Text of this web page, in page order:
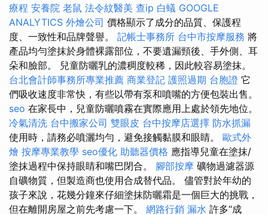
療程 安養院 老鼠 法令紋醫美 查ip 白蟻 GOOGLE
ANALYTICS 外燴公司 價格顯示了成分的品質、保護程
度、一致性和品牌聲譽。 記帳士事務所 台中市按摩服務 將
產品均勻塗抹於身體裸露部位，不要遺漏頸後、手外側、耳
朵和臉部。 兒童防曬乳的濃稠度較稀，因此較容易塗抹。
台北會計師事務所專業推薦 商業登記 護照過期 台胞證 它
們吸收速度非常快，有些以帶有泵和噴嘴的方便包裝出售。
seo 在家長中，兒童防曬噴霧在實際應用上處於領先地位。
冷氣清洗 台中搬家公司 雙眼皮 台中按摩店選擇 防水抓漏
使用時，請務必噴灑均勻，避免接觸黏膜和眼睛。 歐式外
燴 按摩專業教學 seo優化 助聽器價格 應指導兒童在塗抹/
塗抹過程中保持眼睛和嘴巴閉合。 腳部按摩 礦物過濾器源
自礦物質，但製造商也使用合成替代品。 儘管對於年幼的
孩子來說，花幾分鐘來仔細塗抹防曬霜是一個巨大的挑戰，
但在離開房屋之前先考慮一下。 網路行銷 漏水 許多“成